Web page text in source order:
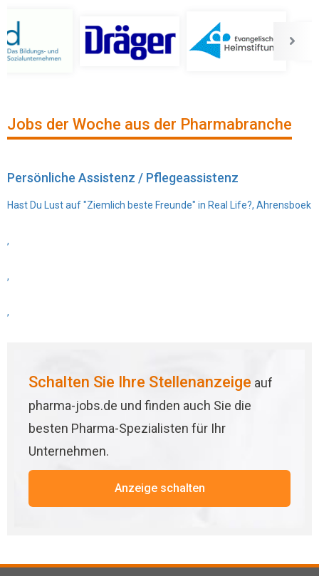
Jobs der Woche aus der Pharmabranche
Persönliche Assistenz / Pflegeassistenz
Hast Du Lust auf "Ziemlich beste Freunde" in Real Life?, Ahrensboek
,
,
,
Schalten Sie Ihre Stellenanzeige auf
pharma-jobs.de und finden auch Sie die
besten Pharma-Spezialisten für Ihr
Unternehmen.
Anzeige schalten